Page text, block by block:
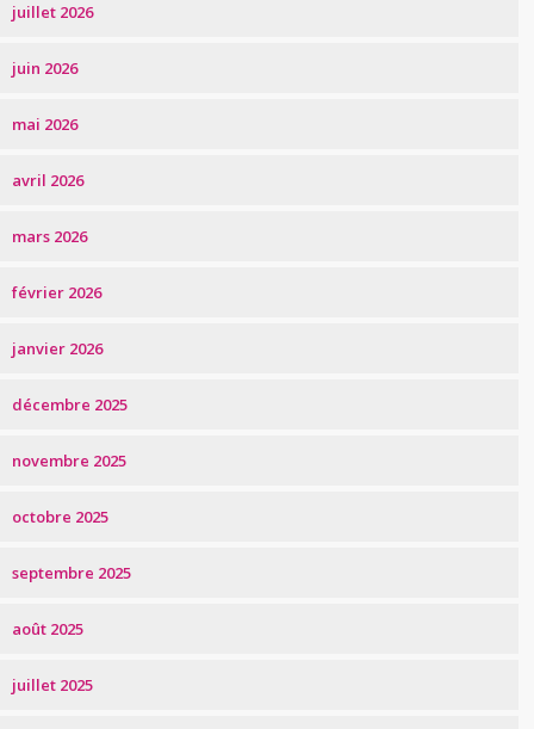
juillet 2026
juin 2026
mai 2026
avril 2026
mars 2026
février 2026
janvier 2026
décembre 2025
novembre 2025
octobre 2025
septembre 2025
août 2025
juillet 2025